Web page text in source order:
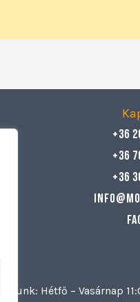
+36
+36
+36
Hétfő – Vasárnap